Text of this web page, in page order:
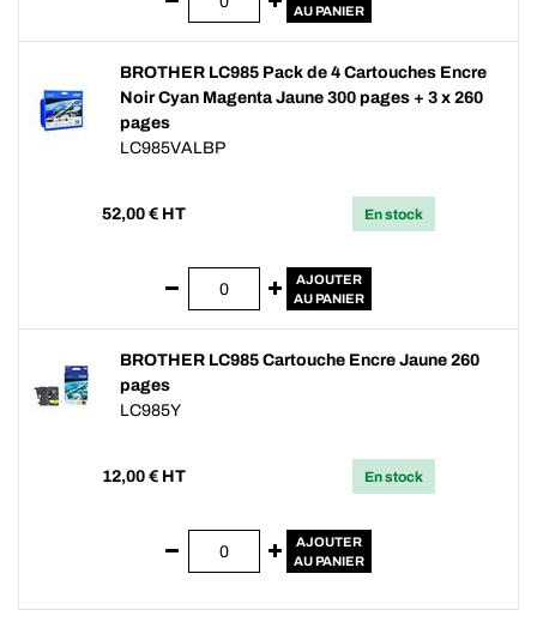
AU PANIER
BROTHER LC985 Pack de 4 Cartouches Encre
Noir Cyan Magenta Jaune 300 pages + 3 x 260
pages
LC985VALBP
52,00 € HT En stock
AJOUTER
AU PANIER
BROTHER LC985 Cartouche Encre Jaune 260
pages
LC985Y
12,00 € HT En stock
AJOUTER
AU PANIER